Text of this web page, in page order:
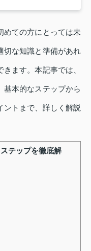
めての方にとっては未
切な知識と準備があれ
ます。本記事では、
基本的なステップから
ントまで、詳しく解説
テップを徹底解